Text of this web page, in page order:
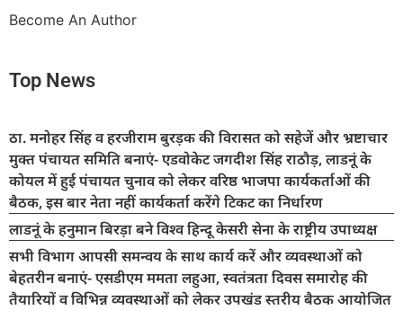
Become An Author
Top News
ठा. मनोहर सिंह व हरजीराम बुरड़क की विरासत को सहेजें और भ्रष्टाचार
मुक्त पंचायत समिति बनाएं- एडवोकेट जगदीश सिंह राठौड़, लाडनूं के
कोयल में हुई पंचायत चुनाव को लेकर वरिष्ठ भाजपा कार्यकर्ताओं की
बैठक, इस बार नेता नहीं कार्यकर्ता करेंगे टिकट का निर्धारण
लाडनूं के हनुमान बिरड़ा बने विश्व हिन्दू केसरी सेना के राष्ट्रीय उपाध्यक्ष
सभी विभाग आपसी समन्वय के साथ कार्य करें और व्यवस्थाओं को
बेहतरीन बनाएं- एसडीएम ममता लहुआ, स्वतंत्रता दिवस समारोह की
तैयारियों व विभिन्न व्यवस्थाओं को लेकर उपखंड स्तरीय बैठक आयोजित